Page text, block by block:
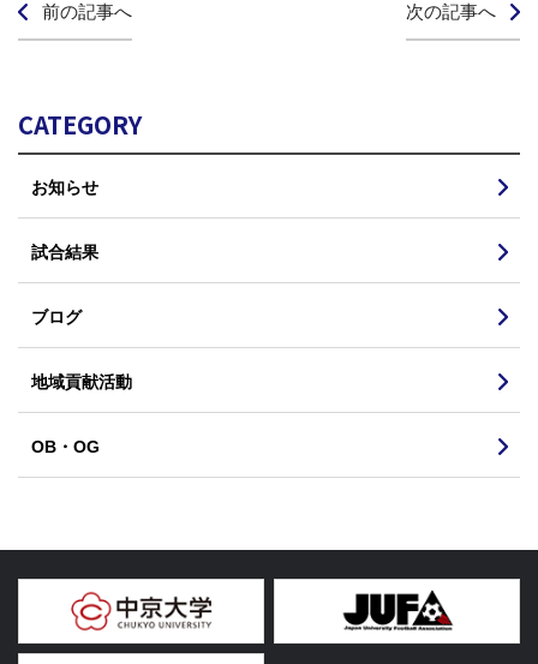
前の記事へ 次の記事へ
CATEGORY
お知らせ
試合結果
ブログ
地域貢献活動
OB・OG